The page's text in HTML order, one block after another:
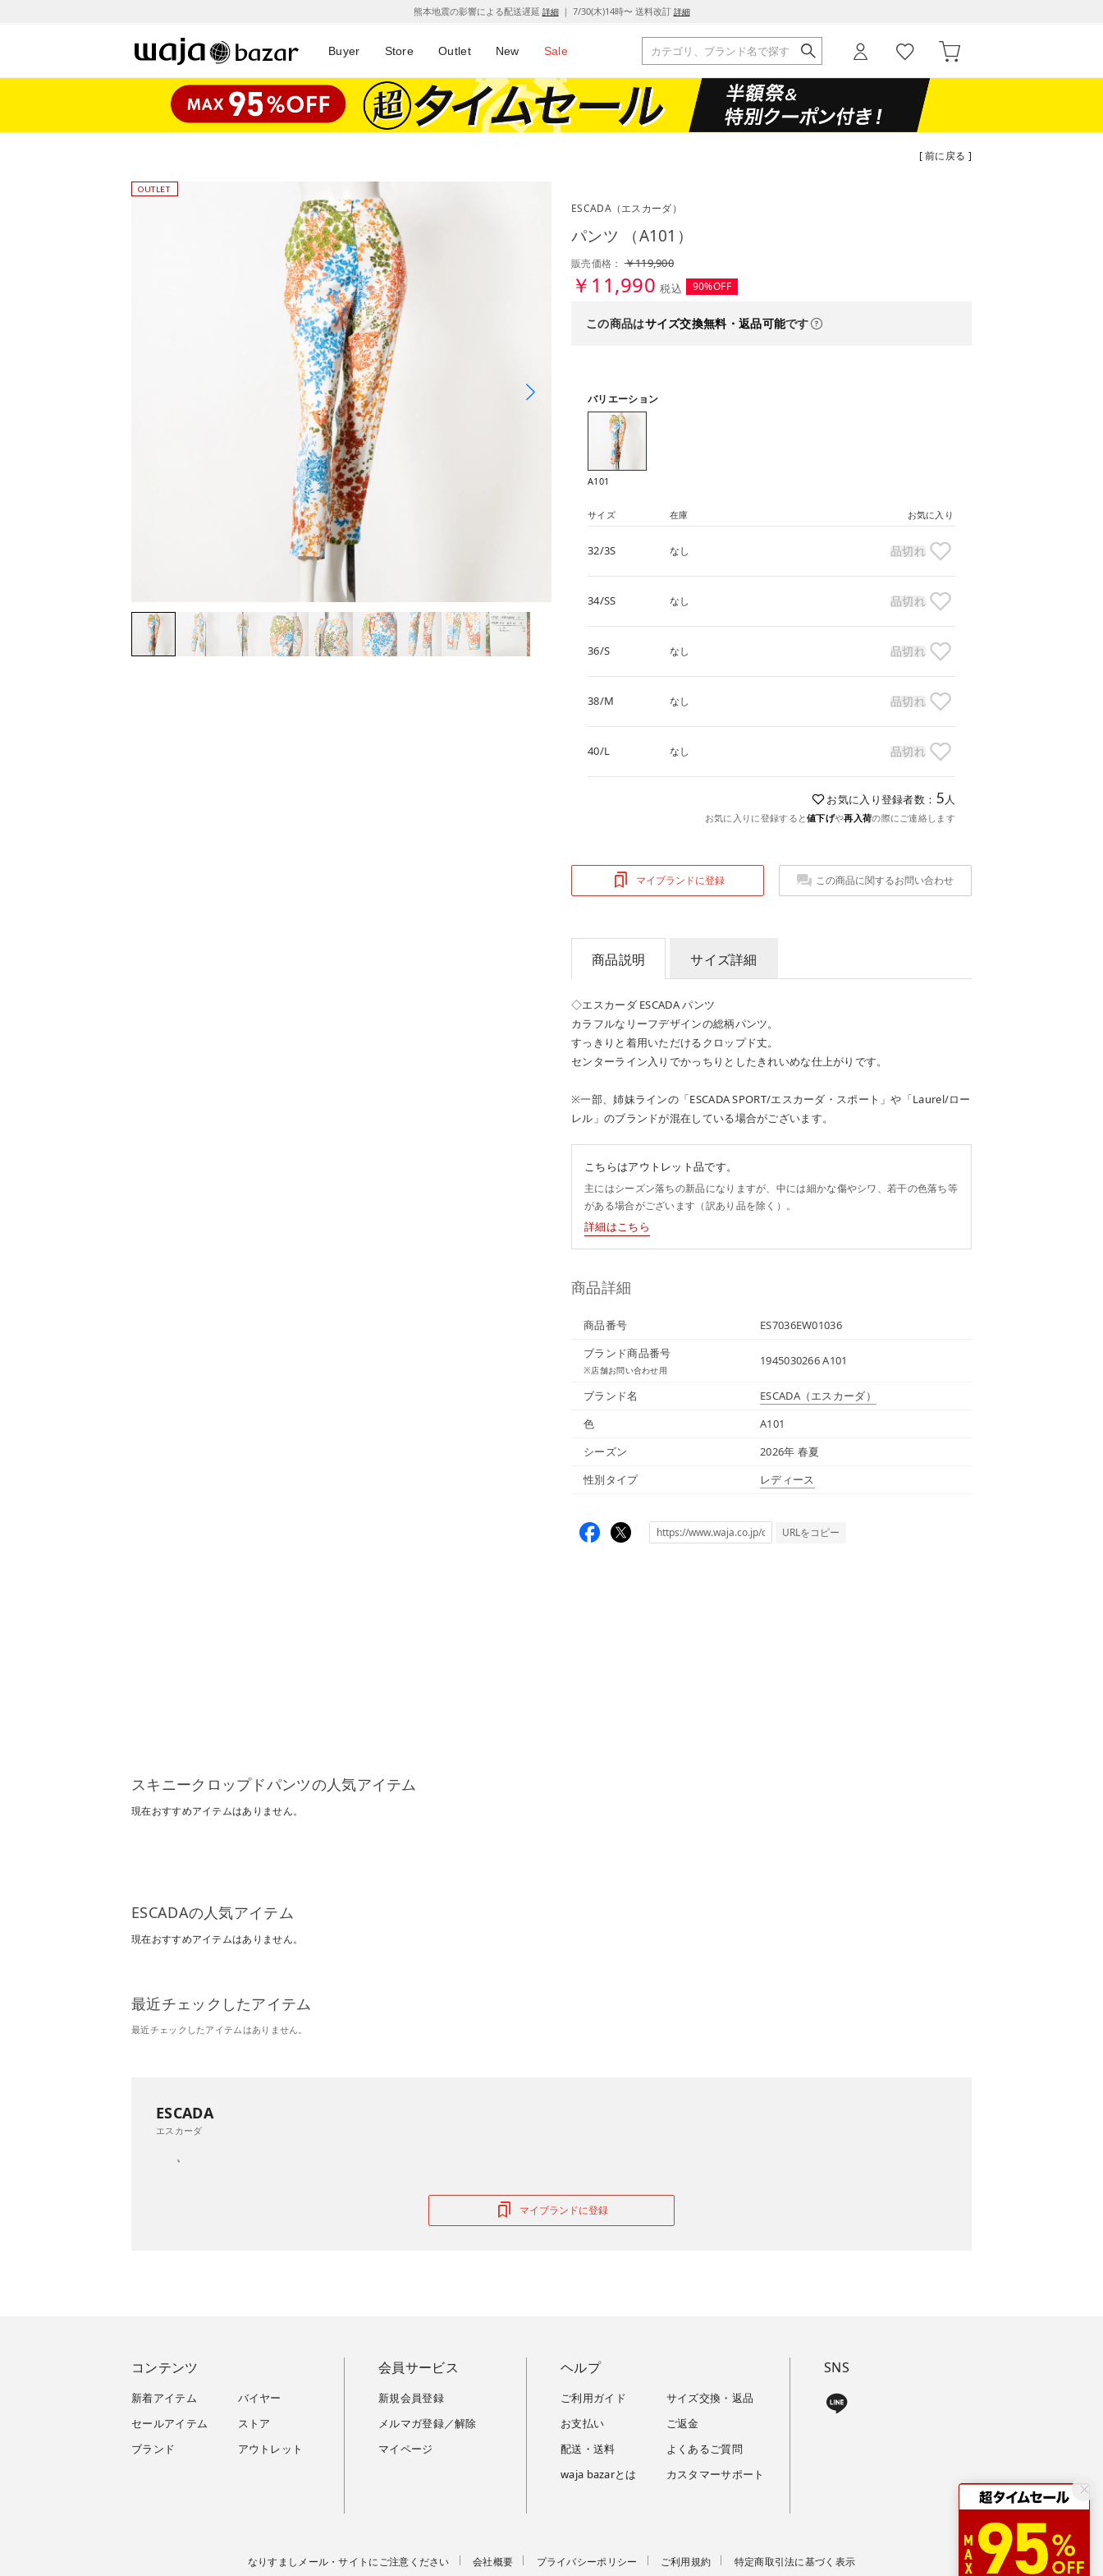
熊本地震の影響による配送遅延 詳細｜ 7/30(木)14時〜 送料改訂 詳細
Buyer Store Outlet New Sale
[ 前に戻る ]
ESCADA（エスカーダ）
パンツ （A101）
販売価格：￥119,900
￥11,990 税込 90%OFF
この商品はサイズ交換無料・返品可能です
バリエーション
A101
サイズ 在庫 お気に入り
32/3S なし 品切れ
34/SS なし 品切れ
36/S なし 品切れ
38/M なし 品切れ
40/L なし 品切れ
お気に入り登録者数： 5 人
お気に入りに登録すると値下げや再入荷の際にご連絡します
マイブランドに登録 この商品に関するお問い合わせ
商品説明 サイズ詳細
◇エスカーダ ESCADA パンツ
カラフルなリーフデザインの総柄パンツ。
すっきりと着用いただけるクロップド丈。
センターライン入りでかっちりとしたきれいめな仕上がりです。
※一部、姉妹ラインの「ESCADA SPORT/エスカーダ・スポート」や「Laurel/ロー
レル」のブランドが混在している場合がございます。
こちらはアウトレット品です。
主にはシーズン落ちの新品になりますが、中には細かな傷やシワ、若干の色落ち等
がある場合がございます（訳あり品を除く）。
詳細はこちら
商品詳細
商品番号
ES7036EW01036
ブランド商品番号
※店舗お問い合わせ用
1945030266 A101
ブランド名 ESCADA（エスカーダ）
色
A101
シーズン
2026年 春夏
性別タイプ
レディース
URLをコピー
スキニークロップドパンツの人気アイテム
現在おすすめアイテムはありません。
ESCADAの人気アイテム
現在おすすめアイテムはありません。
最近チェックしたアイテム
最近チェックしたアイテムはありません。
ESCADA
エスカーダ
マイブランドに登録
コンテンツ
新着アイテム
セールアイテム
ブランド
バイヤー
ストア
アウトレット
会員サービス
新規会員登録
メルマガ登録／解除
マイページ
ヘルプ
ご利用ガイド
お支払い
配送・送料
waja bazarとは
サイズ交換・返品
ご返金
よくあるご質問
カスタマーサポート
SNS
なりすましメール・サイトにご注意ください 会社概要 プライバシーポリシー ご利用規約 特定商取引法に基づく表示